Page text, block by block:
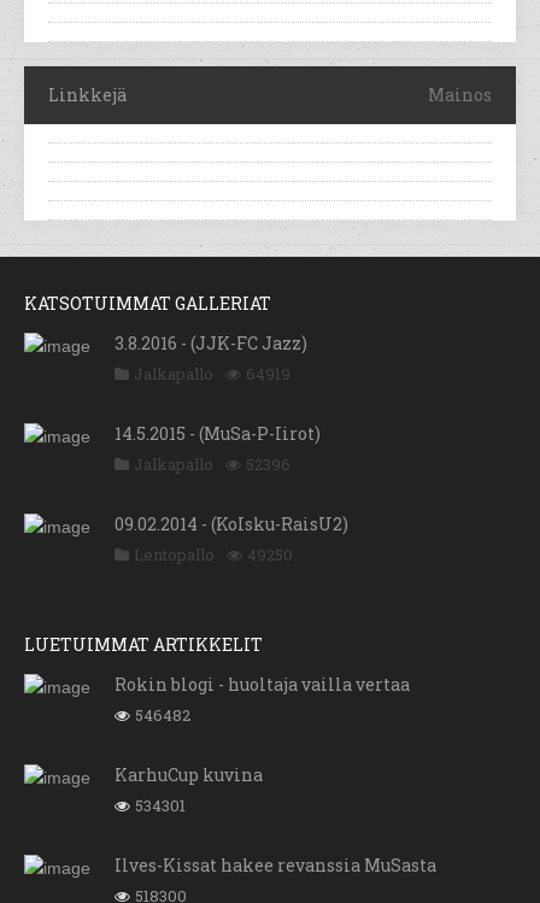
Linkkejä Mainos
KATSOTUIMMAT GALLERIAT
3.8.2016 - (JJK-FC Jazz)
Jalkapallo 64919
14.5.2015 - (MuSa-P-Iirot)
Jalkapallo 52396
09.02.2014 - (KoIsku-RaisU2)
Lentopallo 49250
LUETUIMMAT ARTIKKELIT
Rokin blogi - huoltaja vailla vertaa
546482
KarhuCup kuvina
534301
Ilves-Kissat hakee revanssia MuSasta
518300